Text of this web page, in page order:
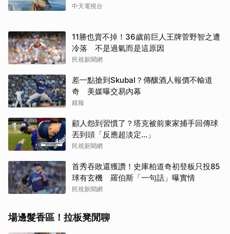
中天電視台
11勝也賣不掉！36歲前巨人王牌菅野智之遭
冷落 不是過氣而是這原因
民視新聞網
差一點搶到Skubal？傳釀酒人報價不輸道
奇 美媒曝交易內幕
鏡報
顧人怨到習慣了？塔克被前東家捕手回傳球
丟到頭「反應超淡定...」
民視新聞網
首秀吞敗還獲讚！史庫柏道奇初登板只投85
球有玄機 羅伯斯「一句話」曝實情
民視新聞網
場邊髮香區！拉板凳閒聊